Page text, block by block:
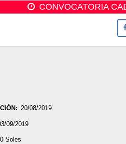
CONVOCATORIA
20/08/2019
09/2019
Soles